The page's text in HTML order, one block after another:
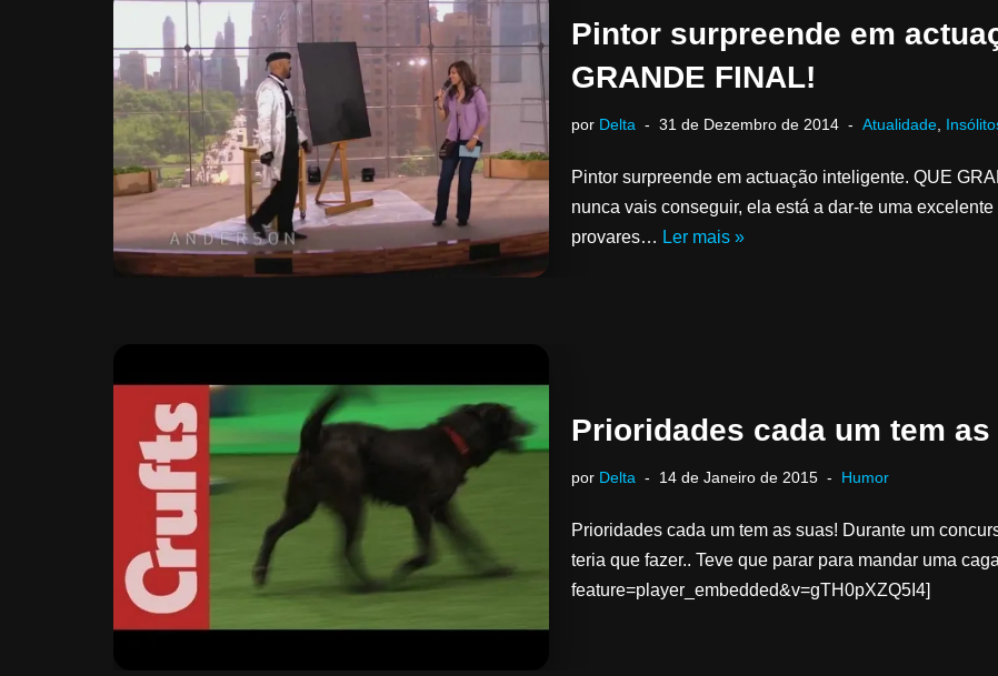
Pintor surpreende em
GRANDE FINAL!
por Delta 31 de Dezembro de 2014 Atualidade
Pintor surpreende em actuação inteligente. QUE
nunca vais conseguir, ela está a dar-te uma
provares… Ler mais »
Prioridades cada um tem as
por Delta 14 de Janeiro de 2015 Humor
Prioridades cada um tem as suas! Durante um
teria que fazer.. Teve que parar para mandar uma
feature=player_embedded&v=gTH0pXZQ5I4]